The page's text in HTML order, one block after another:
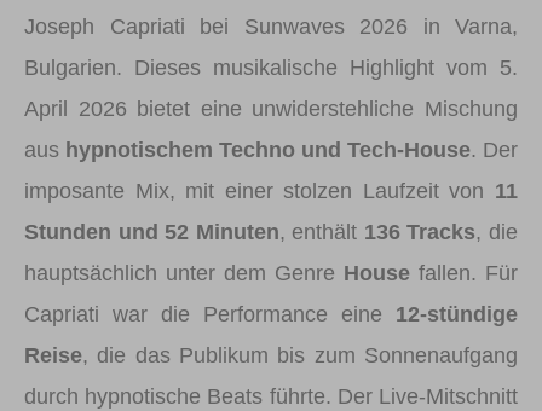
Joseph Capriati bei Sunwaves 2026 in Varna,
Bulgarien. Dieses musikalische Highlight vom 5.
April 2026 bietet eine unwiderstehliche Mischung
aus hypnotischem Techno und Tech-House. Der
imposante Mix, mit einer stolzen Laufzeit von 11
Stunden und 52 Minuten, enthält 136 Tracks, die
hauptsächlich unter dem Genre House fallen. Für
Capriati war die Performance eine 12-stündige
Reise, die das Publikum bis zum Sonnenaufgang
durch hypnotische Beats führte. Der Live-Mitschnitt